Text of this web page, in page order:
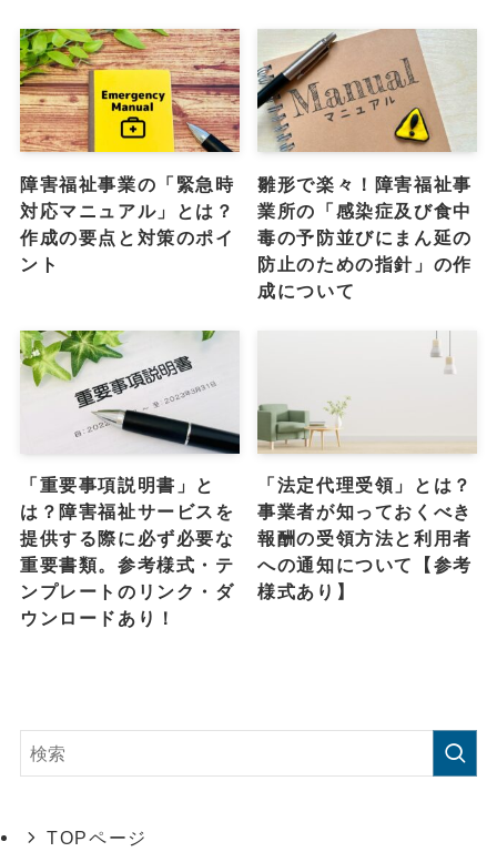
障害福祉事業の「緊急時
対応マニュアル」とは？
作成の要点と対策のポイ
ント
雛形で楽々！障害福祉事
業所の「感染症及び食中
毒の予防並びにまん延の
防止のための指針」の作
成について
「重要事項説明書」と
は？障害福祉サービスを
提供する際に必ず必要な
重要書類。参考様式・テ
ンプレートのリンク・ダ
ウンロードあり！
「法定代理受領」とは？
事業者が知っておくべき
報酬の受領方法と利用者
への通知について【参考
様式あり】
TOPページ